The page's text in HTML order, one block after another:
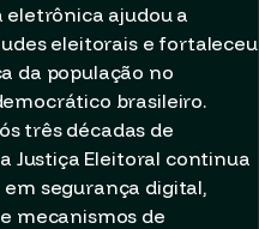
eletrônica ajudou a
eleitorais e fortaleceu
da população no
brasileiro.
três décadas de
Justiça Eleitoral continua
segurança digital,
mecanismos de